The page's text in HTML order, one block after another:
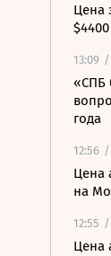
Цена
13:09 /
«СПБ
года
12:56 /
Цена
на
12:55 /
Цена